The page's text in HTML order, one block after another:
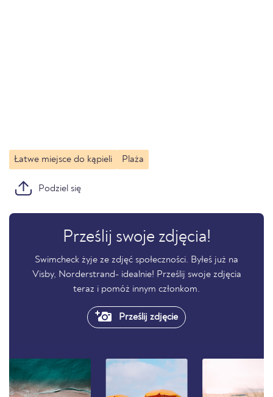
Łatwe miejsce do kąpieli Plaża
Podziel się
Prześlij swoje zdjęcia!
Swimcheck żyje ze zdjęć społeczności. Byłeś już na
Visby, Norderstrand- idealnie! Prześlij swoje zdjęcia
teraz i pomóż innym członkom.
Prześlij zdjęcie